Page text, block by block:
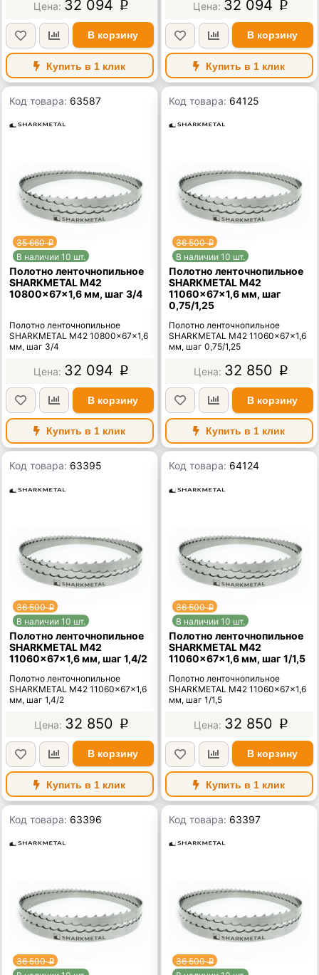
32 094 p
В корзину
Купить в 1 клик
32 094 p
В корзину
Купить в 1 клик
Код товара: 63587
35 660p
В наличии 10 шт.
Полотно ленточнопильное
SHARKMETAL M42
10800×67×1,6 мм, шаг 3/4
Полотно ленточнопильное
SHARKMETAL M42 10800×67×1,6
мм, шаг 3/4
32 094 p
В корзину
Купить в 1 клик
Код товара: 64125
36 500p
В наличии 10 шт.
Полотно ленточнопильное
SHARKMETAL M42
11060×67×1,6 мм, шаг
0,75/1,25
Полотно ленточнопильное
SHARKMETAL M42 11060×67×1,6
мм, шаг 0,75/1,25
32 850 p
В корзину
Купить в 1 клик
Код товара: 63395
36 500p
В наличии 10 шт.
Полотно ленточнопильное
SHARKMETAL M42
11060×67×1,6 мм, шаг 1,4/2
Полотно ленточнопильное
SHARKMETAL M42 11060×67×1,6
мм, шаг 1,4/2
32 850 p
В корзину
Купить в 1 клик
Код товара: 64124
36 500p
В наличии 10 шт.
Полотно ленточнопильное
SHARKMETAL M42
11060×67×1,6 мм, шаг 1/1,5
Полотно ленточнопильное
SHARKMETAL M42 11060×67×1,6
мм, шаг 1/1,5
32 850 p
В корзину
Купить в 1 клик
Код товара: 63396
36 500p
Код товара: 63397
36 500p